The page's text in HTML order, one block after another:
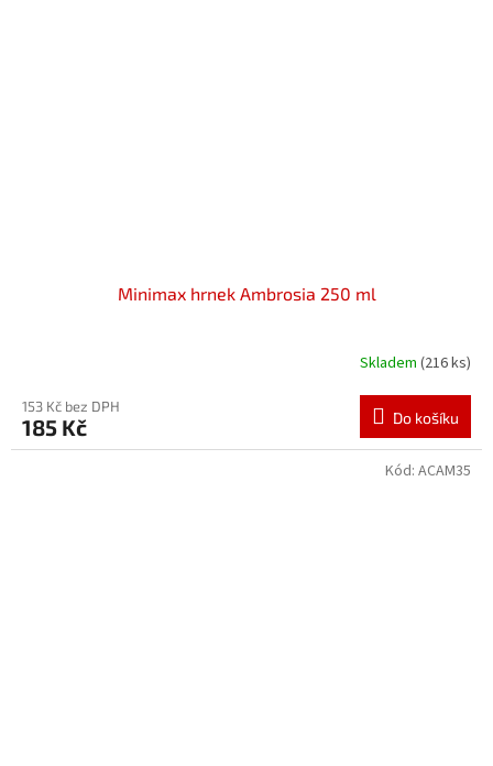
Minimax hrnek Ambrosia 250 ml
Skladem (216 ks)
153 Kč bez DPH
185 Kč Do košíku
Kód: ACAM35